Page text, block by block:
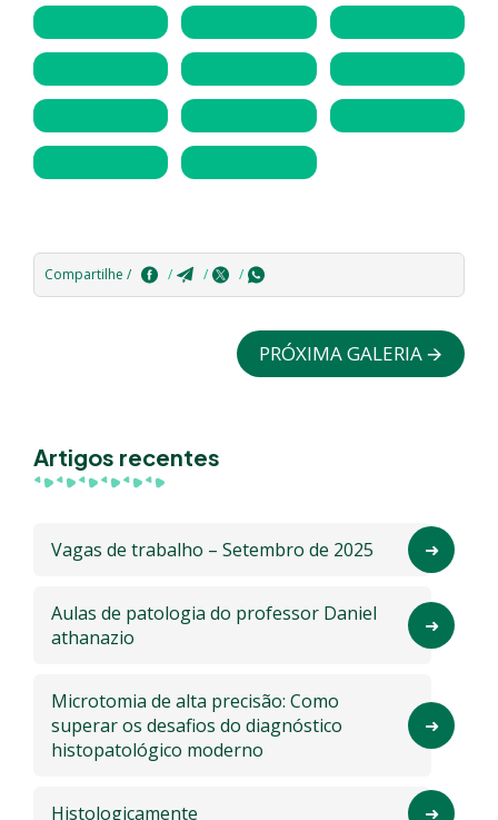
Compartilhe /
PRÓXIMA GALERIA 🡪
Artigos recentes
Vagas de trabalho – Setembro de 2025
Aulas de patologia do professor Daniel
athanazio
Microtomia de alta precisão: Como
superar os desafios do diagnóstico
histopatológico moderno
Histologicamente